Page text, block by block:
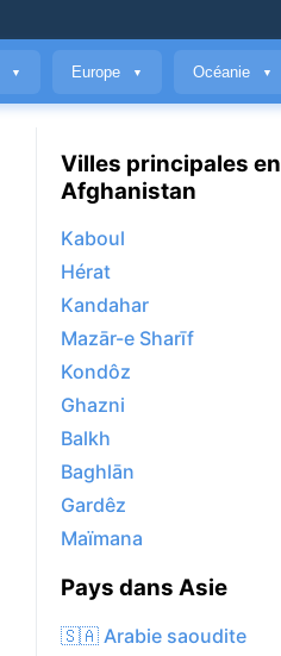
▼ Europe ▼ Océanie ▼
Villes principales en
Afghanistan
Kaboul
Hérat
Kandahar
Mazār-e Sharīf
Kondôz
Ghazni
Balkh
Baghlān
Gardêz
Maïmana
Pays dans Asie
🇸🇦 Arabie saoudite